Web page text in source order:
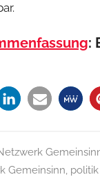
:
Gemeinsinn,